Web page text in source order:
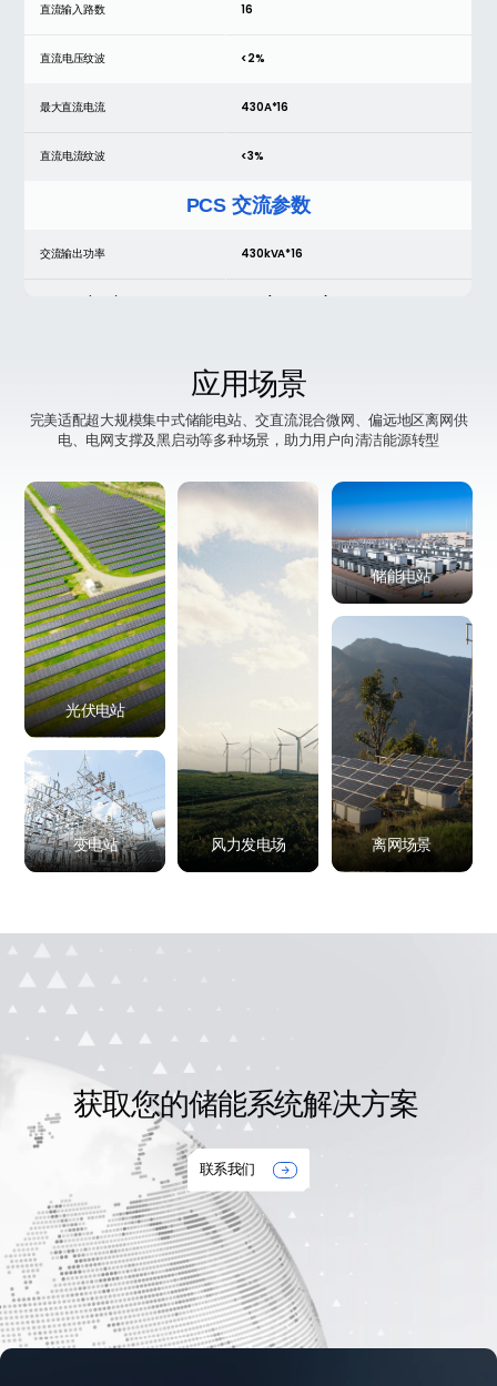
直流输入路数 16
直流电压纹波 <2%
最大直流电流 430A*16
直流电流纹波 <3%
PCS 交流参数
交流输出功率 430kVA*16
0.8 滞后 ~ 0.8 超前
PCS 交流电压范围 621~759V (可调)
连接相数
额定频率 50/60Hz
最高海拔
相对湿度 0~95% (无冷凝)
运行温度 -30°C~60°C
额定容量 7100kVA
冷却方式
隔离模式
接线组别 Dy11y11
Tier1/Tier2/≥99%@Pn
变压器油 矿物油/R3
防腐等级 C5/C4/C3
防护等级 IP54
应用场景
完美适配超大规模集中式储能电站、交直流混合微网、偏远地区离网供
电、电网支撑及黑启动等多种场景，助力用户向清洁能源转型
光伏电站
风力发电场
储能电站
变电站 离网场景
获取您的储能系统解决方案
联系我们 